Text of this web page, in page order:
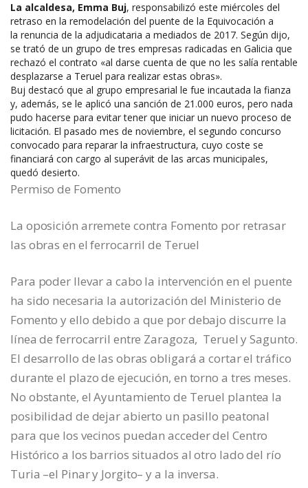
La alcaldesa, Emma Buj, responsabilizó este miércoles del
retraso en la remodelación del puente de la Equivocación a
la renuncia de la adjudicataria a mediados de 2017. Según dijo,
se trató de un grupo de tres empresas radicadas en Galicia que
rechazó el contrato «al darse cuenta de que no les salía rentable
desplazarse a Teruel para realizar estas obras».
Buj destacó que al grupo empresarial le fue incautada la fianza
y, además, se le aplicó una sanción de 21.000 euros, pero nada
pudo hacerse para evitar tener que iniciar un nuevo proceso de
licitación. El pasado mes de noviembre, el segundo concurso
convocado para reparar la infraestructura, cuyo coste se
financiará con cargo al superávit de las arcas municipales,
quedó desierto.
Permiso de Fomento
La oposición arremete contra Fomento por retrasar
las obras en el ferrocarril de Teruel
Para poder llevar a cabo la intervención en el puente
ha sido necesaria la autorización del Ministerio de
Fomento y ello debido a que por debajo discurre la
línea de ferrocarril entre Zaragoza, Teruel y Sagunto.
El desarrollo de las obras obligará a cortar el tráfico
durante el plazo de ejecución, en torno a tres meses.
No obstante, el Ayuntamiento de Teruel plantea la
posibilidad de dejar abierto un pasillo peatonal
para que los vecinos puedan acceder del Centro
Histórico a los barrios situados al otro lado del río
Turia –el Pinar y Jorgito– y a la inversa.